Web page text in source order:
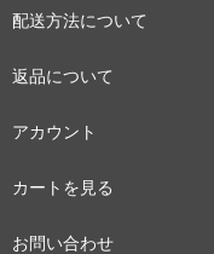
配送方法について
返品について
アカウント
カートを見る
お問い合わせ